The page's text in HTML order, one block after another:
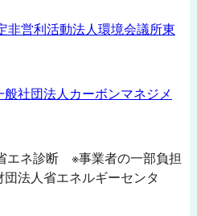
非営利活動法人環境会議所東
般社団法人カーボンマネジメ
診断 ※事業者の一部負担
法人省エネルギーセンタ